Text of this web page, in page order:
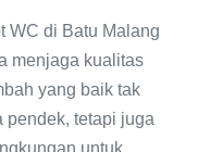
WC di Batu Malang
menjaga kualitas
yang baik tak
pendek, tetapi juga